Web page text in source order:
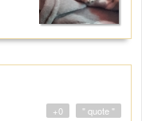
" quote "
+0